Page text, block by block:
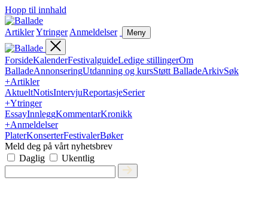
Hopp til innhald
ArtiklerYtringer Anmeldelser Meny
ForsideKalenderFestivalguideLedige stillingerOm
BalladeAnnonseringUtdanning og kursStøtt BalladeArkivSøk
+Artikler
AktueltNotisIntervjuReportasjeSerier
+Ytringer
EssayInnleggKommentarKronikk
+Anmeldelser
PlaterKonserterFestivalerBøker
Meld deg på vårt nyhetsbrev
Daglig
Ukentlig